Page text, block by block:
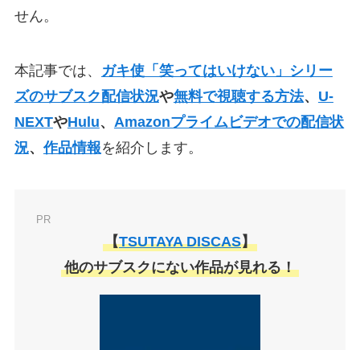
せん。
本記事では、
ガキ使「笑ってはいけない」シリー
ズのサブスク配信状況や無料で視聴する方法、 U-
NEXTやHulu、 Amazonプライムビデオでの配信状
況、作品情報を紹介します。
PR
【TSUTAYA DISCAS】
他のサブスクにない作品が見れる！